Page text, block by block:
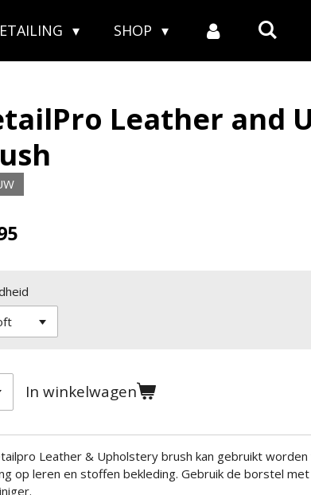
SHOP
Leather and
In winkelwagen
Leather & Upholstery brush kan gebruikt
op leren en stoffen bekleding. Gebruik de borstel